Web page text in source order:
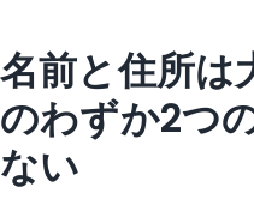
名前と住所は
のわずか2つ
ない